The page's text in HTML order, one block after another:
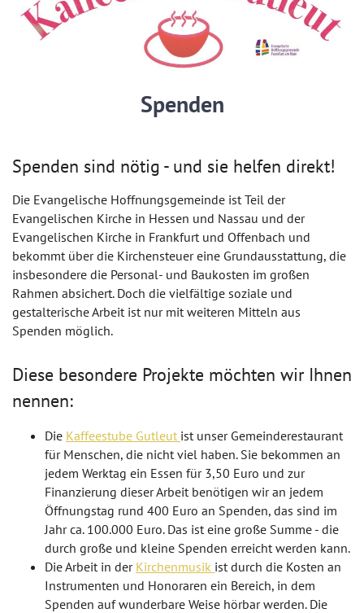
Spenden
Spenden sind nötig - und sie helfen direkt!
Die Evangelische Hoffnungsgemeinde ist Teil der
Evangelischen Kirche in Hessen und Nassau und der
Evangelischen Kirche in Frankfurt und Offenbach und
bekommt über die Kirchensteuer eine Grundausstattung, die
insbesondere die Personal- und Baukosten im großen
Rahmen absichert. Doch die vielfältige soziale und
gestalterische Arbeit ist nur mit weiteren Mitteln aus
Spenden möglich.
Diese besondere Projekte möchten wir Ihnen
nennen:
Die Kaffeestube Gutleut ist unser Gemeinderestaurant
für Menschen, die nicht viel haben. Sie bekommen an
jedem Werktag ein Essen für 3,50 Euro und zur
Finanzierung dieser Arbeit benötigen wir an jedem
Öffnungstag rund 400 Euro an Spenden, das sind im
Jahr ca. 100.000 Euro. Das ist eine große Summe - die
durch große und kleine Spenden erreicht werden kann.
Die Arbeit in der Kirchenmusik ist durch die Kosten an
Instrumenten und Honoraren ein Bereich, in dem
Spenden auf wunderbare Weise hörbar werden. Die